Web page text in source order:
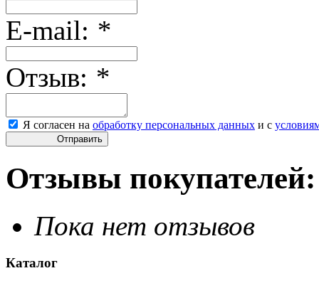
E-mail: *
Отзыв: *
Я согласен на обработку персональных данных и с
Отправить
Отзывы покупателей:
Пока нет отзывов
Каталог